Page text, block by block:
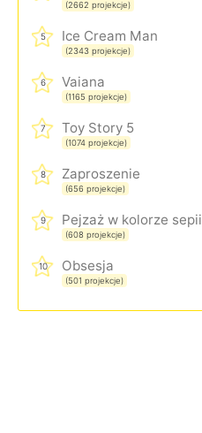
(2662 projekcje)
5 Ice Cream Man
(2343 projekcje)
6 Vaiana
(1165 projekcje)
7 Toy Story 5
(1074 projekcje)
8 Zaproszenie
(656 projekcje)
9 Pejzaż w kolorze sepii
(608 projekcje)
10 Obsesja
(501 projekcje)